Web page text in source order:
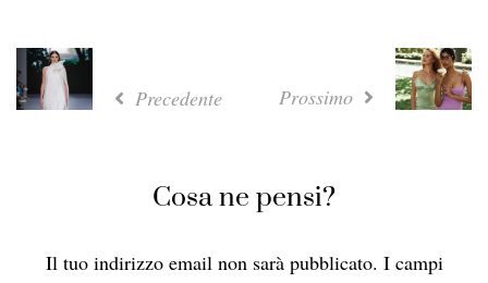
Precedente Prossimo
Cosa ne pensi?
Il tuo indirizzo email non sarà pubblicato. I campi